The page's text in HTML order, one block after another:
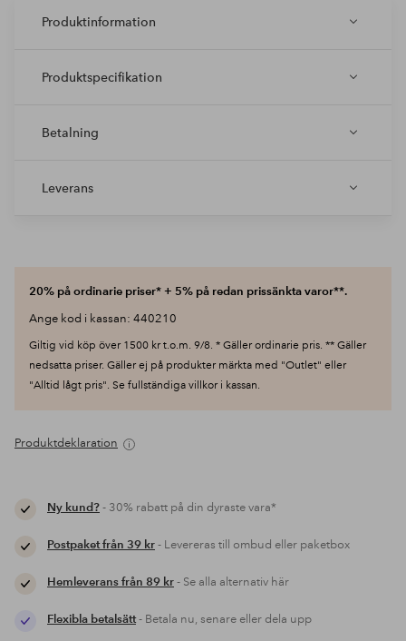
Produktinformation
Produktspecifikation
Betalning
Leverans
20% på ordinarie priser* + 5% på redan prissänkta varor**.
Ange kod i kassan: 440210
Giltig vid köp över 1500 kr t.o.m. 9/8. * Gäller ordinarie pris. ** Gäller
nedsatta priser. Gäller ej på produkter märkta med "Outlet" eller
"Alltid lågt pris". Se fullständiga villkor i kassan.
Produktdeklaration
Ny kund?- 30% rabatt på din dyraste vara*
Postpaket från 39 kr- Levereras till ombud eller paketbox
Hemleverans från 89 kr- Se alla alternativ här
Flexibla betalsätt- Betala nu, senare eller dela upp